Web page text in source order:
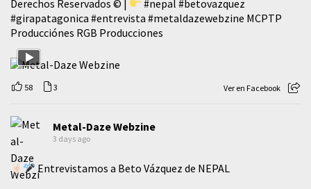
Derechos Reservados © |
#nepal #betovazquez
#girapatagonica #entrevista #metaldazewebzine MCPTP
Producciónes RGB Producciones
58 3 Ver en Facebook
Metal-Daze Webzine
3 days ago
Entrevistamos a Beto Vázquez de NEPAL